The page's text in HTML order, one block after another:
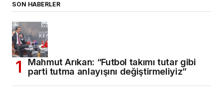
SON HABERLER
Mahmut Arıkan: “Futbol takımı tutar gibi
parti tutma anlayışını değiştirmeliyiz”